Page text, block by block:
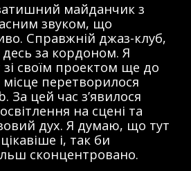
майданчик з
звуком, що
Справжній джаз-клуб,
за кордоном. Я
зі своїм проектом ще до
місце перетворилося
За цей час з’явилося
на сцені та
дух. Я думаю, що тут
і, так би
сконцентровано.